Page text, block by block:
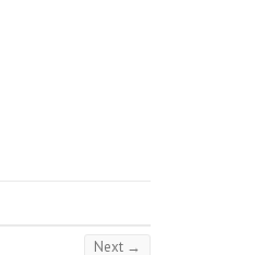
Next →